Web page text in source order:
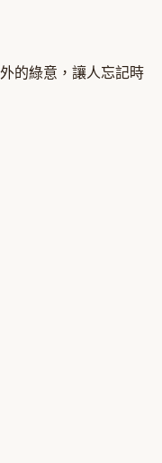
的綠意，讓人忘記時